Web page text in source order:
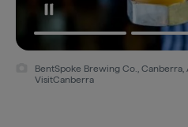
BentSpoke Brewing Co.,
VisitCanberra